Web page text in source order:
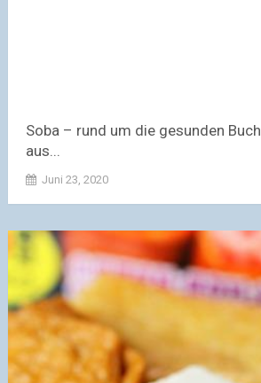
Soba – rund um die gesunden
aus...
Juni 23, 2020